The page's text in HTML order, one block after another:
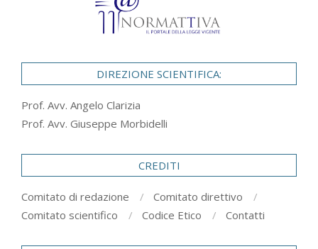
DIREZIONE SCIENTIFICA:
Prof. Avv. Angelo Clarizia
Prof. Avv. Giuseppe Morbidelli
CREDITI
Comitato di redazione
Comitato direttivo
Comitato scientifico
Codice Etico Contatti